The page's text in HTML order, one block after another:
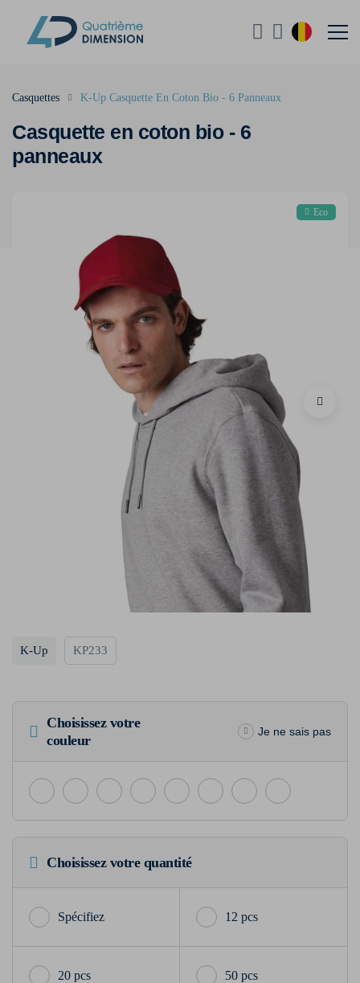
Casquette en coton bio - 6
panneaux
Casquettes K-Up Casquette En Coton Bio - 6 Panneaux
Eco
K-Up KP233
Choisissez votre
couleur
Je ne sais pas
Choisissez votre quantité
12 pcs
20 pcs 50 pcs